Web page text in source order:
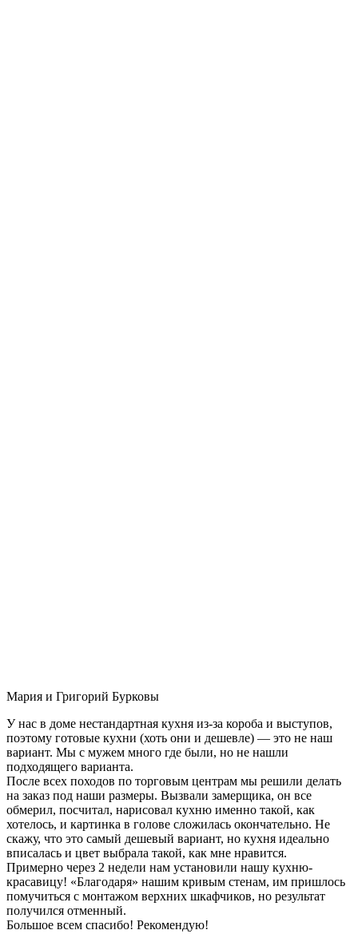
Мария и Григорий Бурковы
У нас в доме нестандартная кухня из-за короба и выступов,
поэтому готовые кухни (хоть они и дешевле) — это не наш
вариант. Мы с мужем много где были, но не нашли
подходящего варианта.
После всех походов по торговым центрам мы решили делать
на заказ под наши размеры. Вызвали замерщика, он все
обмерил, посчитал, нарисовал кухню именно такой, как
хотелось, и картинка в голове сложилась окончательно. Не
скажу, что это самый дешевый вариант, но кухня идеально
вписалась и цвет выбрала такой, как мне нравится.
Примерно через 2 недели нам установили нашу кухню-
красавицу! «Благодаря» нашим кривым стенам, им пришлось
помучиться с монтажом верхних шкафчиков, но результат
получился отменный.
Большое всем спасибо! Рекомендую!